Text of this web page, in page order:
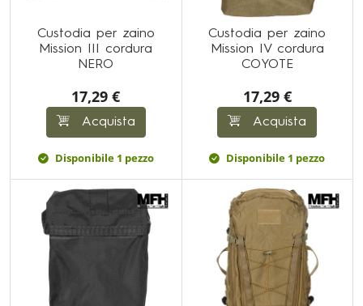
Custodia per zaino
Mission III cordura
NERO
17,29 €
Acquista
Disponibile 1 pezzo
Custodia per zaino
Mission IV cordura
COYOTE
17,29 €
Acquista
Disponibile 1 pezzo